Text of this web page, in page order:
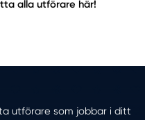
alla utförare här!
utförare som jobbar i ditt